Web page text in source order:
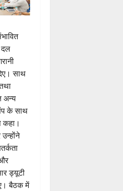
दल
साथ
अन्य
के साथ
कहा।
ड्यूटी
बैठक में